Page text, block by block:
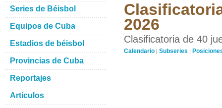
2026
Clasificatoria de 40
Calendario | Subseries |
Series de Béisbol
Equipos de Cuba
Estadios de béisbol
Provincias de Cuba
Reportajes
Artículos